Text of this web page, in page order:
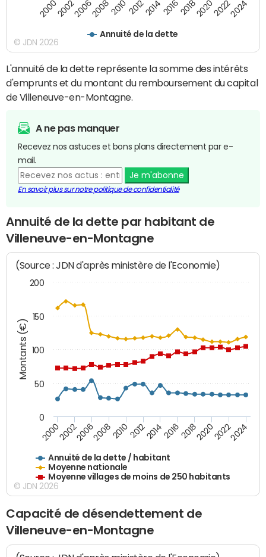
Annuité de la dette
20002002200620082010 2012201420162018202020222024
© JDN 2026
L'annuité de la dette représente la somme des intérêts
d'emprunts et du montant du remboursement du capital
de Villeneuve-en-Montagne.
A ne pas manquer
Recevez nos astuces et bons plans directement par e-
mail.
Je m'abonne
En savoir plus sur notre politique de confidentialité
Annuité de la dette par habitant de
Villeneuve-en-Montagne
Montants (€)
(Source : JDN d'après ministère de l'Economie)
Annuité de la dette / habitant
Moyenne nationale
Moyenne villages de moins de 250 habitants
200020022006200820102012201420162018202020222024
0
50
100
150
200
© JDN 2026
Capacité de désendettement de
Villeneuve-en-Montagne